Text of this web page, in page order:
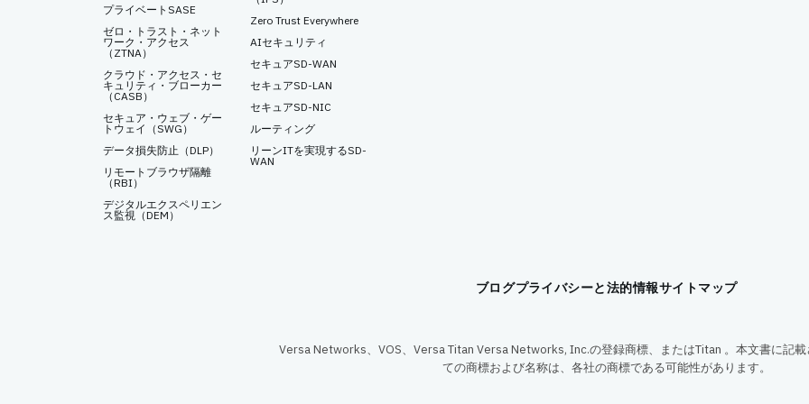
プライベートSASE
ゼロ・トラスト・ネット
ワーク・アクセス
（ZTNA）
クラウド・アクセス・セ
キュリティ・ブローカー
（CASB）
セキュア・ウェブ・ゲー
トウェイ（SWG）
データ損失防止（DLP）
リモートブラウザ隔離
（RBI）
デジタルエクスペリエン
ス監視（DEM）
Zero Trust Everywhere
AIセキュリティ
セキュアSD-WAN
セキュアSD-LAN
セキュアSD-NIC
ルーティング
リーンITを実現するSD-
WAN
ブログプライバシーと法的情報サイトマップ
Versa Networks、VOS、Versa Titan Versa Networks, Inc.の登録商標、またはTitan 。本文書に記
ての商標および名称は、各社の商標である可能性があります。